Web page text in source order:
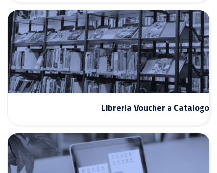
Libreria Voucher a Catalogo